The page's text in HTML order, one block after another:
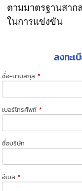
ตามมาตรฐานสาก
ในการแข่งขัน
ลงทะเ
ชื่อ-นามสกุล *
เบอร์โทรศัพท์ *
ชื่อบริษัท
อีเมล *